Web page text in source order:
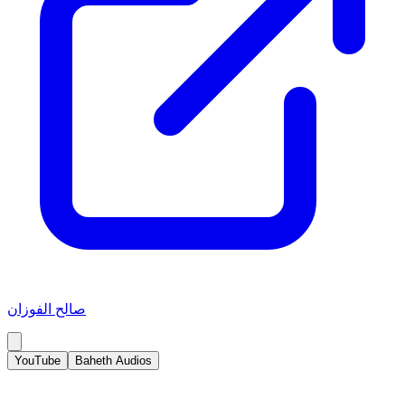
صالح الفوزان
YouTube Baheth Audios